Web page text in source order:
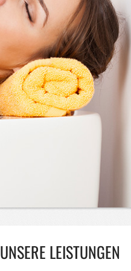
UNSERE LEISTUNGEN